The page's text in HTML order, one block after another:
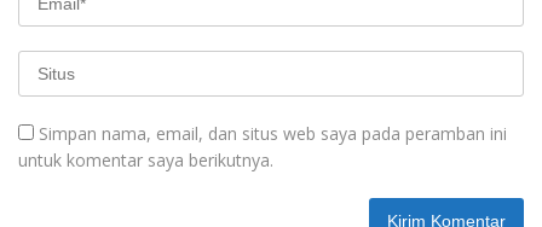
Simpan nama, email, dan situs web saya pada peramban ini
untuk komentar saya berikutnya.